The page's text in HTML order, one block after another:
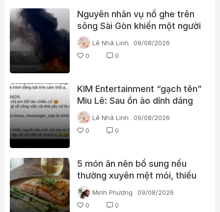
Nguyên nhân vụ nổ ghe trên
sông Sài Gòn khiến một người
phụ nữ tử vong
Lê Nhã Linh
09/08/2026
0
0
KIM Entertainment “gạch tên”
Miu Lê: Sau ồn ào dính dáng
ma túy, vị trí của nữ ca sĩ
thay đổi thế nào?
Lê Nhã Linh
09/08/2026
0
0
5 món ăn nên bổ sung nếu
thường xuyên mệt mỏi, thiếu
năng lượng
Minh Phương
09/08/2026
0
0